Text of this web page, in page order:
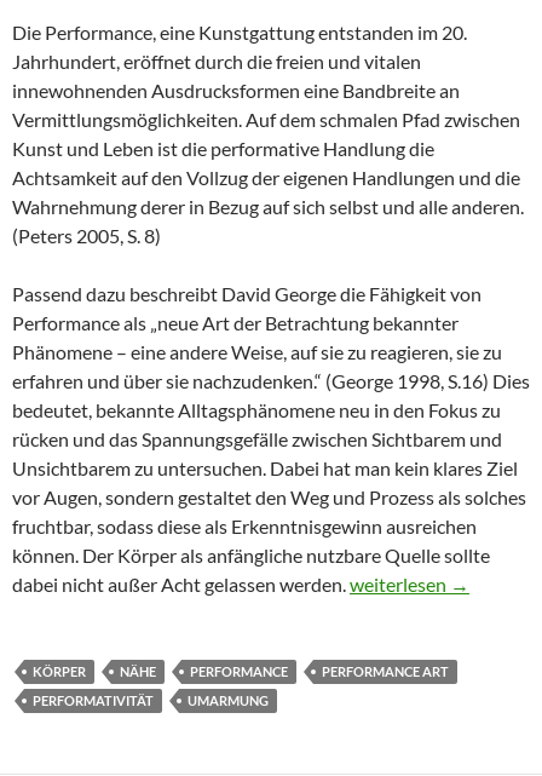
Die Performance, eine Kunstgattung entstanden im 20.
Jahrhundert, eröffnet durch die freien und vitalen
innewohnenden Ausdrucksformen eine Bandbreite an
Vermittlungsmöglichkeiten. Auf dem schmalen Pfad zwischen
Kunst und Leben ist die performative Handlung die
Achtsamkeit auf den Vollzug der eigenen Handlungen und die
Wahrnehmung derer in Bezug auf sich selbst und alle anderen.
(Peters 2005, S. 8)
Passend dazu beschreibt David George die Fähigkeit von
Performance als „neue Art der Betrachtung bekannter
Phänomene – eine andere Weise, auf sie zu reagieren, sie zu
erfahren und über sie nachzudenken.“ (George 1998, S.16) Dies
bedeutet, bekannte Alltagsphänomene neu in den Fokus zu
rücken und das Spannungsgefälle zwischen Sichtbarem und
Unsichtbarem zu untersuchen. Dabei hat man kein klares Ziel
vor Augen, sondern gestaltet den Weg und Prozess als solches
fruchtbar, sodass diese als Erkenntnisgewinn ausreichen
können. Der Körper als anfängliche nutzbare Quelle sollte
dabei nicht außer Acht gelassen werden.weiterlesen →
KÖRPER NÄHE PERFORMANCE
PERFORMANCE ART
PERFORMATIVITÄT
UMARMUNG